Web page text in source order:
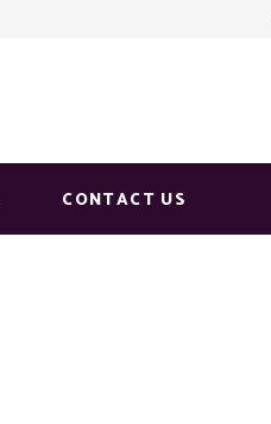
CONTACT US